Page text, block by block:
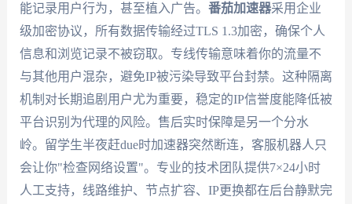
能记录用户行为，甚至植入广告。 番茄加速器采用企业
级加密协议，所有数据传输经过TLS 1.3加密，确保个人
信息和浏览记录不被窃取。专线传输意味着你的流量不
与其他用户混杂，避免IP被污染导致平台封禁。这种隔离
机制对长期追剧用户尤为重要，稳定的IP信誉度能降低被
平台识别为代理的风险。售后实时保障是另一个分水
岭。留学生半夜赶due时加速器突然断连，客服机器人只
会让你"检查网络设置"。专业的技术团队提供7×24小时
人工支持，线路维护、节点扩容、IP更换都在后台静默完